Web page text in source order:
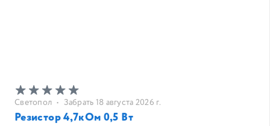
Светопол • Забрать 18 августа 2026 г.
Резистор 4,7кОм 0,5 Вт